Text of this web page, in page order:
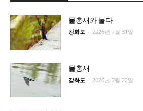
물총새와 놀다
강화도 - 2026년 7월 31일
물총새
강화도 - 2026년 7월 22일